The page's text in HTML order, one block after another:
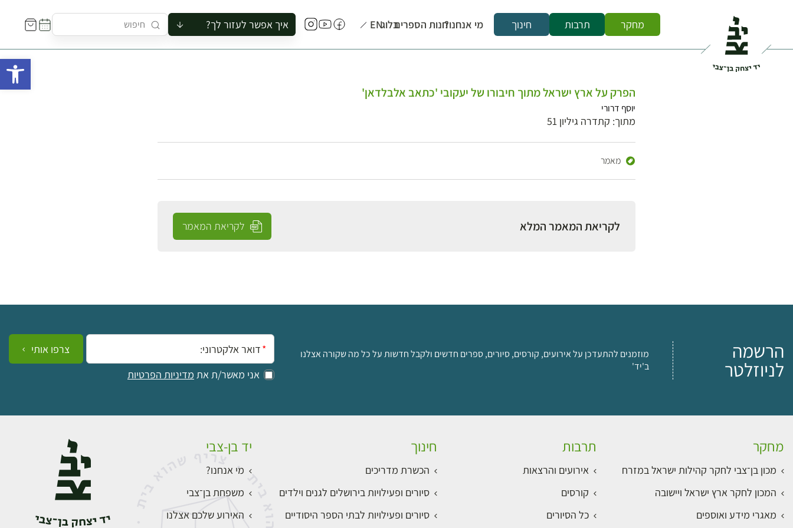
מחקר תרבות חינוך מי אנחנו?חנות הספריםבלוגEN איך אפשר לעזור לך?
להזמין סיור לקבוצה
הפרק על ארץ ישראל מתוך חיבורו של יעקובי 'כתאב אלבלדאן'
יוסף דרורי
מתוך: קתדרה גיליון 51
מאמר
לקריאת המאמר המלא לקריאת המאמר
הרשמה
לניוזלטר
מוזמנים להתעדכן על אירועים, קורסים, סיורים, ספרים חדשים ולקבל חדשות על כל מה שקורה אצלנו
ב'יד'
אימייל:
אני מאשר/ת את מדיניות הפרטיות
צרפו אותי
מחקר
מכון בן־צבי לחקר קהילות ישראל במזרח
המכון לחקר ארץ ישראל ויישובה
מאגרי מידע ואוספים
תרבות
אירועים והרצאות
קורסים
כל הסיורים
חינוך
הכשרת מדריכים
סיורים ופעילויות בירושלים לגנים וילדים
סיורים ופעילויות לבתי הספר היסודיים
יד בן-צבי
מי אנחנו?
משפחת בן־צבי
האירוע שלכם אצלנו